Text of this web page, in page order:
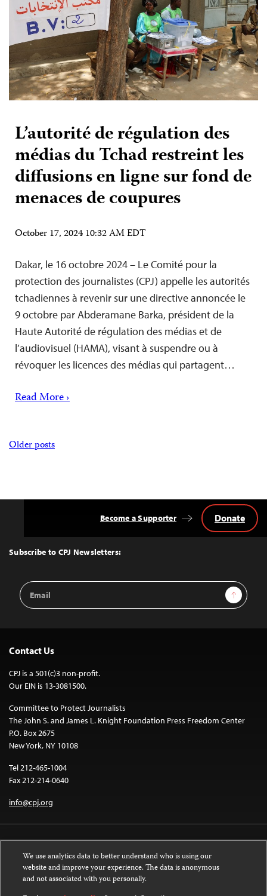
L’autorité de régulation des
médias du Tchad restreint les
diffusions en ligne sur fond de
menaces de coupures
October 17, 2024 10:32 AM EDT
Dakar, le 16 octobre 2024 – Le Comité pour la
protection des journalistes (CPJ) appelle les autorités
tchadiennes à revenir sur une directive annoncée le
9 octobre par Abderamane Barka, président de la
Haute Autorité de régulation des médias et de
l’audiovisuel (HAMA), visant à suspendre ou à
révoquer les licences des médias qui partagent…
Read More ›
Posts
Older posts
Top
Subscribe to CPJ Newsletters:
Email
Address
Sign Up
Become a Supporter Donate
Contact Us
CPJ is a 501(c)3 non-profit.
Our EIN is 13-3081500.
Committee to Protect Journalists
The John S. and James L. Knight Foundation Press Freedom Center
P.O. Box 2675
New York, NY 10108
Tel 212-465-1004
Fax 212-214-0640
info@cpj.org
Except where noted, text on this website is licensed under a
We use analytics data to better understand who is using our
website and improve your experience. The data is anonymous
and not associated with you personally.